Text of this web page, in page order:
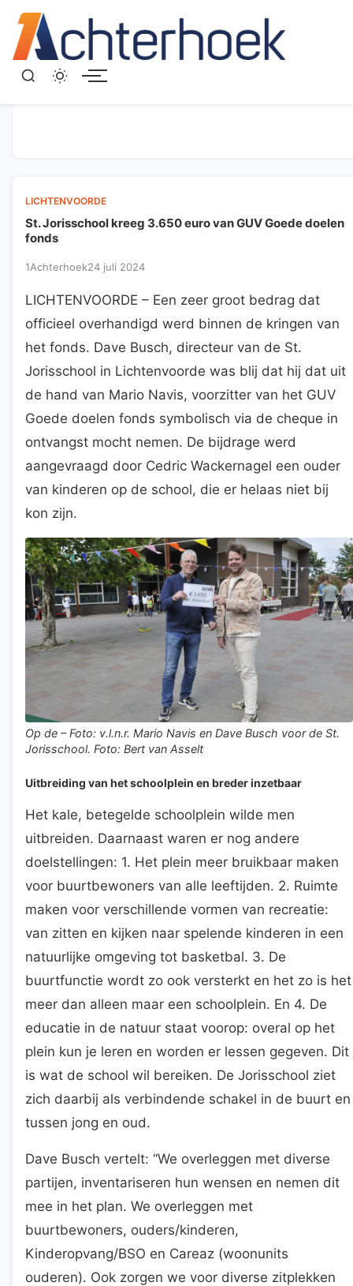
LICHTENVOORDE
St. Jorisschool kreeg 3.650 euro van GUV Goede doelen
fonds
1Achterhoek24 juli 2024
LICHTENVOORDE – Een zeer groot bedrag dat
officieel overhandigd werd binnen de kringen van
het fonds. Dave Busch, directeur van de St.
Jorisschool in Lichtenvoorde was blij dat hij dat uit
de hand van Mario Navis, voorzitter van het GUV
Goede doelen fonds symbolisch via de cheque in
ontvangst mocht nemen. De bijdrage werd
aangevraagd door Cedric Wackernagel een ouder
van kinderen op de school, die er helaas niet bij
kon zijn.
Op de – Foto: v.l.n.r. Mario Navis en Dave Busch voor de St.
Jorisschool. Foto: Bert van Asselt
Uitbreiding van het schoolplein en breder inzetbaar
Het kale, betegelde schoolplein wilde men
uitbreiden. Daarnaast waren er nog andere
doelstellingen: 1. Het plein meer bruikbaar maken
voor buurtbewoners van alle leeftijden. 2. Ruimte
maken voor verschillende vormen van recreatie:
van zitten en kijken naar spelende kinderen in een
natuurlijke omgeving tot basketbal. 3. De
buurtfunctie wordt zo ook versterkt en het zo is het
meer dan alleen maar een schoolplein. En 4. De
educatie in de natuur staat voorop: overal op het
plein kun je leren en worden er lessen gegeven. Dit
is wat de school wil bereiken. De Jorisschool ziet
zich daarbij als verbindende schakel in de buurt en
tussen jong en oud.
Dave Busch vertelt: “We overleggen met diverse
partijen, inventariseren hun wensen en nemen dit
mee in het plan. We overleggen met
buurtbewoners, ouders/kinderen,
Kinderopvang/BSO en Careaz (woonunits
ouderen). Ook zorgen we voor diverse zitplekken